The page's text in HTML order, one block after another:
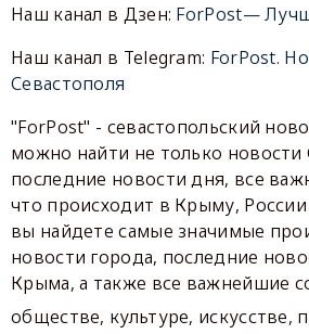
Наш канал в Дзен: ForPost—
Наш канал в Telegram: ForPost.
Севастополя
"ForPost" - севастопольский
можно найти не только новости
последние новости дня, все
что происходит в Крыму,
вы найдете самые значимые
новости города, последние
Крыма, а также все важнейшие
обществе, культуре, искусстве,